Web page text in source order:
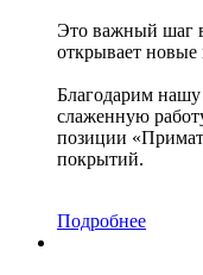
Это важный шаг
открывает новые
Благодарим
слаженную
позиции
покрытий.
Подробнее